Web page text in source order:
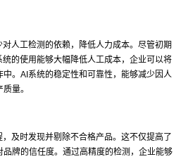
人工检测的依赖，降低人力成本。尽管初期
的使用能够大幅降低人工成本，企业可以将
。AI系统的稳定性和可靠性，能够减少因人
量。
及时发现并剔除不合格产品。这不仅提高了
牌的信任度。通过高精度的检测，企业能够